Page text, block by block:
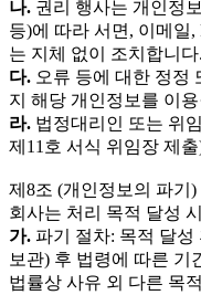
나. 권리 행사는 개인정
등)에 따라 서면, 이메일
는 지체 없이 조치합니다.
다. 오류 등에 대한 정정
지 해당 개인정보를 이
라. 법정대리인 또는 위
제11호 서식 위임장 제
제8조 (개인정보의 파기)
회사는 처리 목적 달성
가. 파기 절차: 목적 달
보관) 후 법령에 따른 기
법률상 사유 외 다른 목